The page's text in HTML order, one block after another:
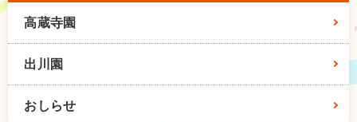
高蔵寺園
出川園
おしらせ